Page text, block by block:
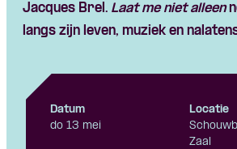
Jacques Brel. Laat me niet alleen
langs zijn leven, muziek en
Datum
do 13 mei
Locatie
Zaal